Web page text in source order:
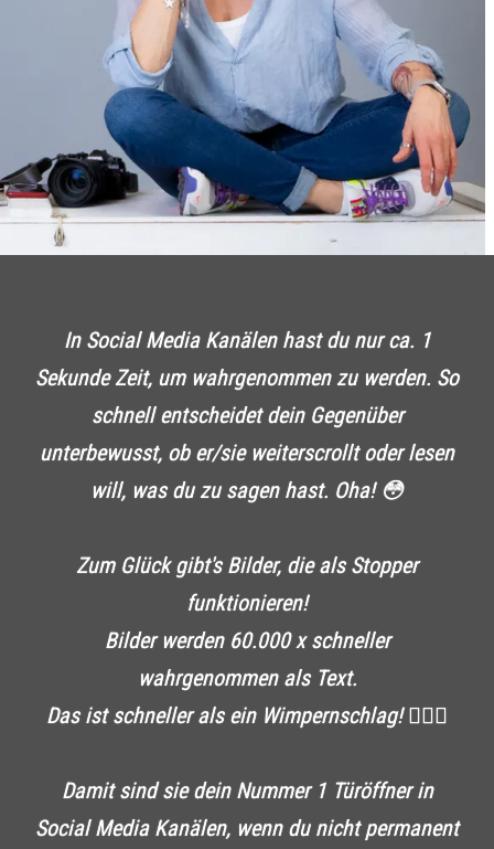
In Social Media Kanälen hast du nur ca. 1
Sekunde Zeit, um wahrgenommen zu werden. So
schnell entscheidet dein Gegenüber
unterbewusst, ob er/sie weiterscrollt oder lesen
will, was du zu sagen hast. Oha! 😳
Zum Glück gibt's Bilder, die als Stopper
funktionieren!
Bilder werden 60.000 x schneller
wahrgenommen als Text.
Das ist schneller als ein Wimpernschlag! 🧏🏻‍♀️
Damit sind sie dein Nummer 1 Türöffner in
Social Media Kanälen, wenn du nicht permanent